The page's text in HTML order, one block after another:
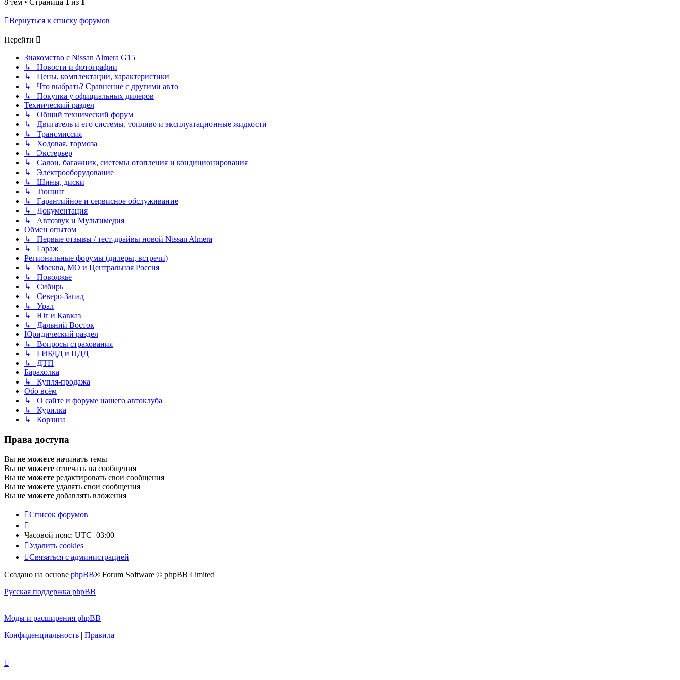
8 тем • Страница 1 из 1
Вернуться к списку форумов
Перейти
Знакомство с Nissan Almera G15
↳ Новости и фотографии
↳ Цены, комплектации, характеристики
↳ Что выбрать? Сравнение с другими авто
↳ Покупка у официальных дилеров
Технический раздел
↳ Общий технический форум
↳ Двигатель и его системы, топливо и эксплуатационные жидкости
↳ Трансмиссия
↳ Ходовая, тормоза
↳ Экстерьер
↳ Салон, багажник, системы отопления и кондиционирования
↳ Электрооборудование
↳ Шины, диски
↳ Тюнинг
↳ Гарантийное и сервисное обслуживание
↳ Документация
↳ Автозвук и Мультимедия
Обмен опытом
↳ Первые отзывы / тест-драйвы новой Nissan Almera
↳ Гараж
Региональные форумы (дилеры, встречи)
↳ Москва, МО и Центральная Россия
↳ Поволжье
↳ Сибирь
↳ Северо-Запад
↳ Урал
↳ Юг и Кавказ
↳ Дальний Восток
Юридический раздел
↳ Вопросы страхования
↳ ГИБДД и ПДД
↳ ДТП
Барахолка
↳ Купля-продажа
Обо всём
↳ О сайте и форуме нашего автоклуба
↳ Курилка
↳ Корзина
Права доступа
Вы не можете начинать темы
Вы не можете отвечать на сообщения
Вы не можете редактировать свои сообщения
Вы не можете удалять свои сообщения
Вы не можете добавлять вложения
Список форумов
Часовой пояс: UTC+03:00
Удалить cookies
Связаться с администрацией
Создано на основе phpBB® Forum Software © phpBB Limited
Русская поддержка phpBB
Моды и расширения phpBB
Конфиденциальность | Правила